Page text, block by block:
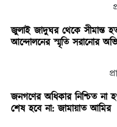
জুলাই জাদুঘর থেকে সীমান্ত
আন্দোলনের স্মৃতি সরানোর
জনগণের অধিকার নিশ্চিত না
শেষ হবে না: জামায়াত আমির